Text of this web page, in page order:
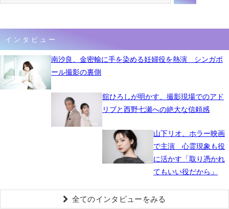
インタビュー
南沙良、金密輸に手を染める妊婦役を熱演 シンガポ
ール撮影の裏側
舘ひろしが明かす、撮影現場でのアド
リブと西野七瀬への絶大な信頼感
山下リオ、ホラー映画
で主演 心霊現象も役
に活かす「取り憑かれ
てもいい役だから」
全てのインタビューをみる